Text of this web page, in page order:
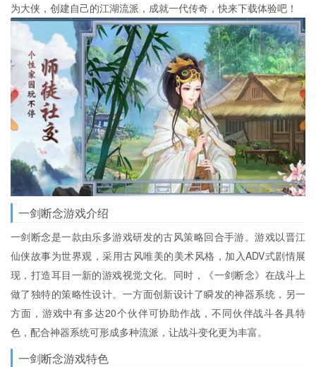
为大侠，创建自己的江湖流派，成就一代传奇，快来下载体验吧！
一剑断念游戏介绍
一剑断念是一款由乐多游戏研发的古风策略回合手游。游戏以晋江
仙侠故事为世界观，采用古风唯美的美术风格，加入ADV式剧情展
现，打造耳目一新的游戏视觉文化。同时，《一剑断念》在战斗上
做了独特的策略性设计。一方面创新设计了瞬发的神器系统，另一
方面，游戏中有多达20个伙伴可协助作战，不同伙伴战斗各具特
色，配合神器系统可形成多种流派，让战斗变化更为丰富。
一剑断念游戏特色